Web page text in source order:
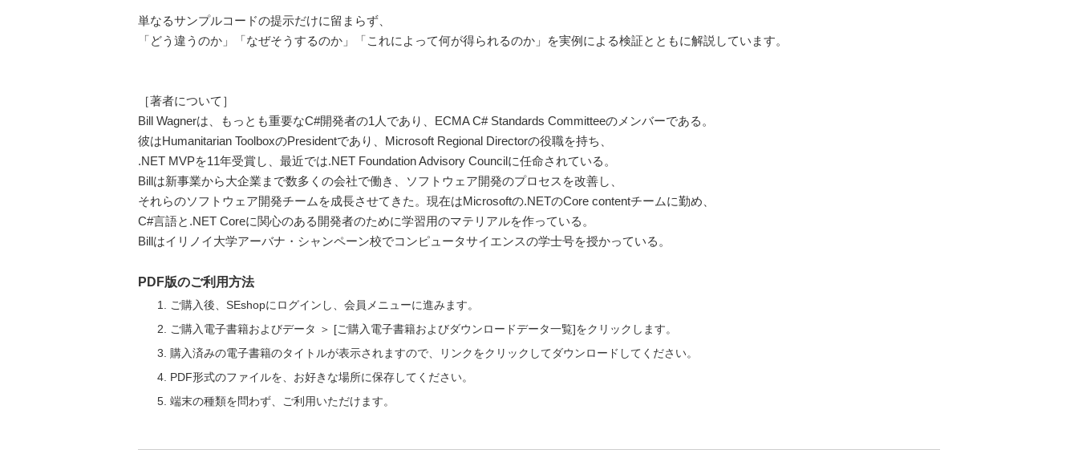
単なるサンプルコードの提示だけに留まらず、
「どう違うのか」「なぜそうするのか」「これによって何が得られるのか」を実例による検証とともに解説しています。
［著者について］
Bill Wagnerは、もっとも重要なC#開発者の1人であり、ECMA C# Standards Committeeのメンバーである。
彼はHumanitarian ToolboxのPresidentであり、Microsoft Regional Directorの役職を持ち、
.NET MVPを11年受賞し、最近では.NET Foundation Advisory Councilに任命されている。
Billは新事業から大企業まで数多くの会社で働き、ソフトウェア開発のプロセスを改善し、
それらのソフトウェア開発チームを成長させてきた。現在はMicrosoftの.NETのCore contentチームに勤め、
C#言語と.NET Coreに関心のある開発者のために学習用のマテリアルを作っている。
Billはイリノイ大学アーバナ・シャンペーン校でコンピュータサイエンスの学士号を授かっている。
PDF版のご利用方法
ご購入後、SEshopにログインし、会員メニューに進みます。
ご購入電子書籍およびデータ ＞ [ご購入電子書籍およびダウンロードデータ一覧]をクリックします。
購入済みの電子書籍のタイトルが表示されますので、リンクをクリックしてダウンロードしてください。
PDF形式のファイルを、お好きな場所に保存してください。
端末の種類を問わず、ご利用いただけます。